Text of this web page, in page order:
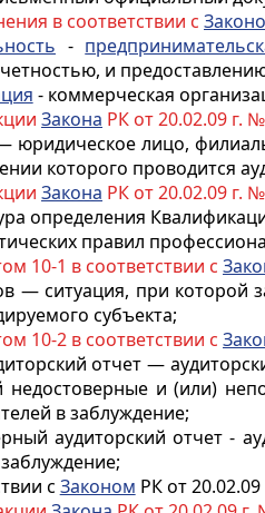
в соответствии с
-
и
- коммерческая
Закона РК от 20.02.09 г.
юридическое лицо,
которого проводится
Закона РК от 20.02.09 г.
определения
правил
10-1 в соответствии с
— ситуация, при которой
субъекта;
10-2 в соответствии с
отчет —
недостоверные и (или)
в заблуждение;
аудиторский отчет -
с Законом РК от